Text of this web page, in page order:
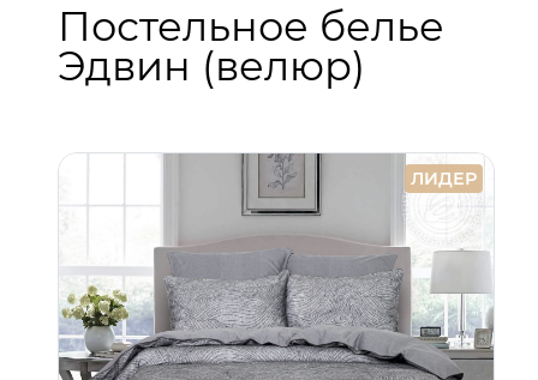
Постельное белье
Эдвин (велюр)
ЛИДЕР